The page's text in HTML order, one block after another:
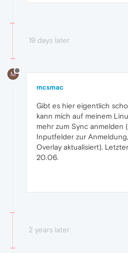
19 days later
M
mcsmac
Gibt es hier eigentlich
kann mich auf meinem
mehr zum Sync anmelden
Inputfelder zur
Overlay aktualisiert).
20.06.
2 years later